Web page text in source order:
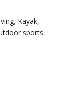
Kayak,
sports.